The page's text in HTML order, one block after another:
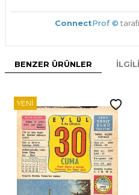
ConnectProf ©
BENZER ÜRÜNLER
YENI